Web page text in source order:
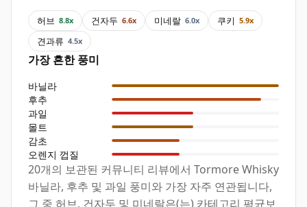
허브 8.8x 건자두 6.6x 미네랄 6.0x 쿠키 5.9x
견과류 4.5x
가장 흔한 풍미
바닐라
후추
과일
몰트
감초
오렌지 껍질
20개의 보관된 커뮤니티 리뷰에서 Tormore Whisky
바닐라, 후추 및 과일 풍미와 가장 자주 연관됩니다,
그 중 허브, 건자두 및 미네랄은(는) 카테고리 평균보